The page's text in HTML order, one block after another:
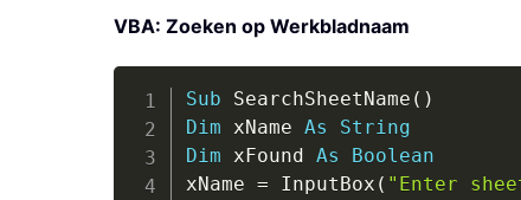
VBA: Zoeken op Werkbladnaam
Sub SearchSheetName ( )
Dim xName As
String
Dim xFound As
Boolean
xName = InputBox ( "Enter